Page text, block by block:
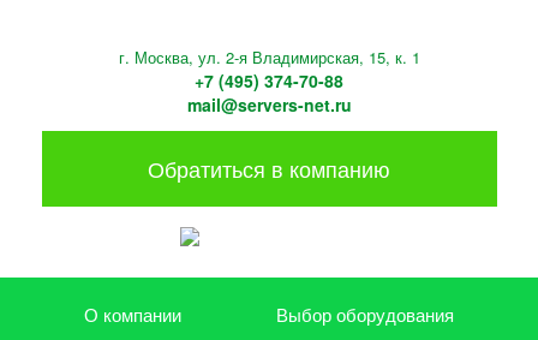
г. Москва, ул. 2-я Владимирская, 15, к. 1
+7 (495) 374-70-88
mail@servers-net.ru
Обратиться в компанию
О компании
Выбор оборудования